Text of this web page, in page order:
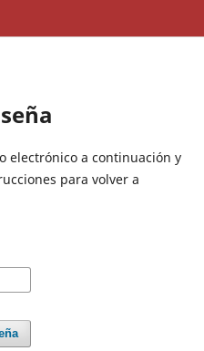
electrónico a continuación y
para volver a